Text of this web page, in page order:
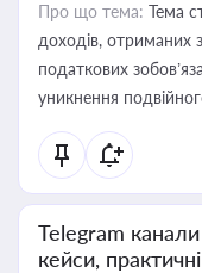
Про що тема: Тема
доходів, отриманих
податкових
уникнення
Telegram
кейси,